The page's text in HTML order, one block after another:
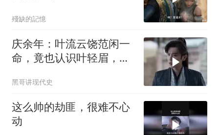
殘缺的記憶
庆余年：叶流云饶范闲一
命，竟也认识叶轻眉，下
黑哥讲现代史
这么帅的劫匪，很难不心
动